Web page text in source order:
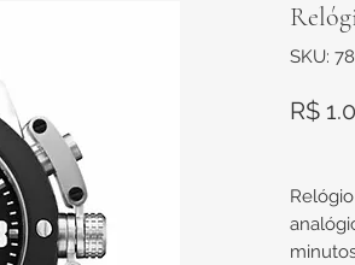
SKU:
R$